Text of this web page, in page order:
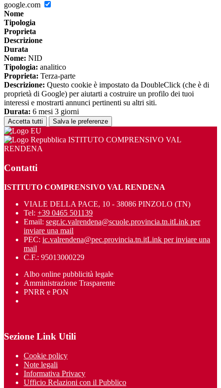
google.com
Nome
Tipologia
Proprieta
Descrizione
Durata
Nome: NID
Tipologia: analitico
Proprieta: Terza-parte
Descrizione: Questo cookie è impostato da DoubleClick (che è di
proprietà di Google) per aiutarti a costruire un profilo dei tuoi
interessi e mostrarti annunci pertinenti su altri siti.
Durata: 6 mesi 3 giorni
Accetta tutti Salva le preferenze
ISTITUTO COMPRENSIVO VAL
RENDENA
Contatti
ISTITUTO COMPRENSIVO VAL RENDENA
VIALE DELLA PACE, 10 - 38086 PINZOLO (TN)
Tel: +39 0465 501139
Email: segr.ic.valrendena@scuole.provincia.tn.itLink per
inviare una mail
PEC: ic.valrendena@pec.provincia.tn.itLink per inviare una
mail
C.F.: 95013000229
Albo online pubblicità legale
Amministrazione Trasparente
PNRR e PON
Sezione Link Utili
Cookie policy
Note legali
Informativa Privacy
Ufficio Relazioni con il Pubblico